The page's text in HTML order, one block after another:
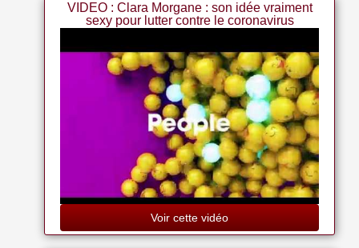
Calendrier Mural Clara Morgane 2024
Coffret Ma Galerie De Photos Clara Morgane
VIDEO : Clara Morgane : son idée vraiment
sexy pour lutter contre le coronavirus
Voir cette vidéo